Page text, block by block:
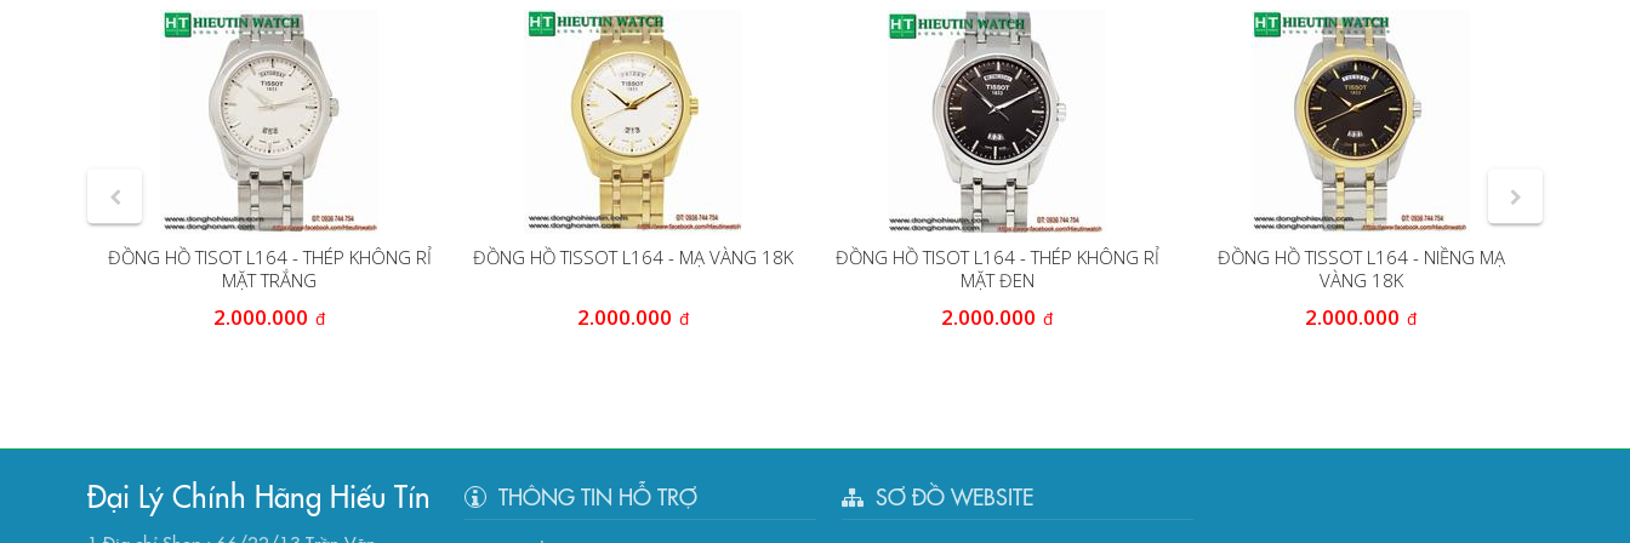
ĐỒNG HỒ TISOT L164 - THÉP KHÔNG RỈ
MẶT TRẮNG
2.000.000 đ
ĐỒNG HỒ TISSOT L164 - MẠ VÀNG 18K
2.000.000 đ
ĐỒNG HỒ TISOT L164 - THÉP KHÔNG RỈ
MẶT ĐEN
2.000.000 đ
ĐỒNG HỒ TISSOT L164 - NIỀNG MẠ
VÀNG 18K
2.000.000 đ
Đại Lý Chính Hãng Hiếu Tín THÔNG TIN HỖ TRỢ SƠ ĐỒ WEBSITE